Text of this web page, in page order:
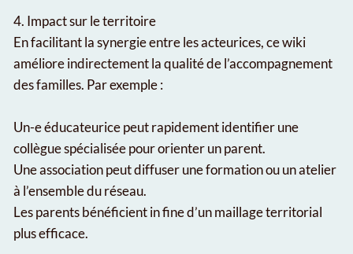
4. Impact sur le territoire
En facilitant la synergie entre les acteurices, ce wiki
améliore indirectement la qualité de l’accompagnement
des familles. Par exemple :
Un-e éducateurice peut rapidement identifier une
collègue spécialisée pour orienter un parent.
Une association peut diffuser une formation ou un atelier
à l’ensemble du réseau.
Les parents bénéficient in fine d’un maillage territorial
plus efficace.